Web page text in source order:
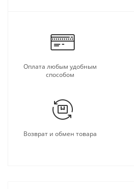
Оплата любым удобным
способом
Возврат и обмен товара